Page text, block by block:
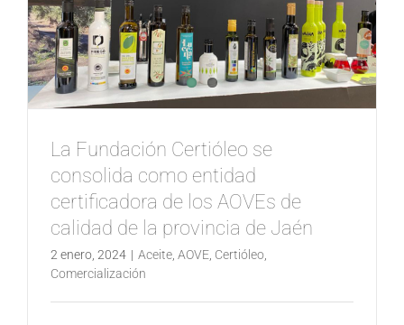
La Fundación Certióleo se
consolida como entidad
certificadora de los AOVEs de
calidad de la provincia de Jaén
2 enero, 2024 | Aceite, AOVE, Certióleo,
Comercialización